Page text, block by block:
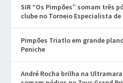
SIR “Os Pimpões” somam três
clube no Torneio Especialista de
Pimpões Triatlo em grande
Peniche
André Rocha brilha na